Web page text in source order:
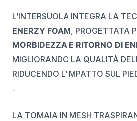
L’INTERSUOLA INTEGRA LA
ENERZY FOAM, PROGETTATA
MORBIDEZZA E RITORNO DI
MIGLIORANDO LA QUALITÀ
RIDUCENDO L’IMPATTO SUL
.
LA TOMAIA IN MESH